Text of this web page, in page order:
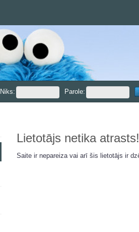
Niks: Parole:
Lietotājs netika atrasts!
Saite ir nepareiza vai arī šis lietotājs ir